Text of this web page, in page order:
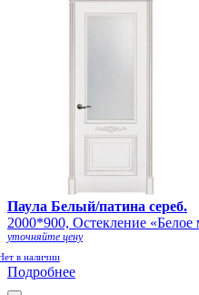
Паула Белый/патина сереб.
2000*900, Остекление «Белое
уточняйте цену
в наличии
Подробнее